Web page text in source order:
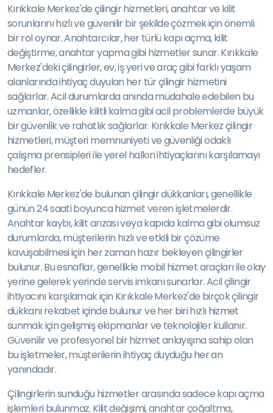
Kırıkkale Merkez'de çilingir hizmetleri, anahtar ve kilit
sorunlarını hızlı ve güvenilir bir şekilde çözmek için önemli
bir rol oynar. Anahtarcılar, her türlü kapı açma, kilit
değiştirme, anahtar yapma gibi hizmetler sunar. Kırıkkale
Merkez'deki çilingirler, ev, iş yeri ve araç gibi farklı yaşam
alanlarında ihtiyaç duyulan her tür çilingir hizmetini
sağlarlar. Acil durumlarda anında müdahale edebilen bu
uzmanlar, özellikle kilitli kalma gibi acil problemlerde büyük
bir güvenlik ve rahatlık sağlarlar. Kırıkkale Merkez çilingir
hizmetleri, müşteri memnuniyeti ve güvenliği odaklı
çalışma prensipleri ile yerel halkın ihtiyaçlarını karşılamayı
hedefler.
Kırıkkale Merkez'de bulunan çilingir dükkanları, genellikle
günün 24 saati boyunca hizmet veren işletmelerdir.
Anahtar kaybı, kilit arızası veya kapıda kalma gibi olumsuz
durumlarda, müşterilerin hızlı ve etkili bir çözüme
kavuşabilmesi için her zaman hazır bekleyen çilingirler
bulunur. Bu esnaflar, genellikle mobil hizmet araçları ile olay
yerine gelerek yerinde servis imkanı sunarlar. Acil çilingir
ihtiyacını karşılamak için Kırıkkale Merkez'de birçok çilingir
dükkanı rekabet içinde bulunur ve her biri hızlı hizmet
sunmak için gelişmiş ekipmanlar ve teknolojiler kullanır.
Güvenilir ve profesyonel bir hizmet anlayışına sahip olan
bu işletmeler, müşterilerin ihtiyaç duyduğu her an
yanındadır.
Çilingirlerin sunduğu hizmetler arasında sadece kapı açma
işlemleri bulunmaz. Kilit değişimi, anahtar çoğaltma,